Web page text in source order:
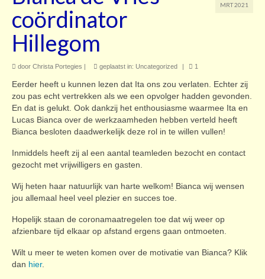
Contact
MRT 2021
coördinator
Hillegom
door Christa Portegies | geplaatst in: Uncategorized | 1
Eerder heeft u kunnen lezen dat Ita ons zou verlaten. Echter zij
zou pas echt vertrekken als we een opvolger hadden gevonden.
En dat is gelukt. Ook dankzij het enthousiasme waarmee Ita en
Lucas Bianca over de werkzaamheden hebben verteld heeft
Bianca besloten daadwerkelijk deze rol in te willen vullen!
Inmiddels heeft zij al een aantal teamleden bezocht en contact
gezocht met vrijwilligers en gasten.
Wij heten haar natuurlijk van harte welkom! Bianca wij wensen
jou allemaal heel veel plezier en succes toe.
Hopelijk staan de coronamaatregelen toe dat wij weer op
afzienbare tijd elkaar op afstand ergens gaan ontmoeten.
Wilt u meer te weten komen over de motivatie van Bianca? Klik
dan hier.